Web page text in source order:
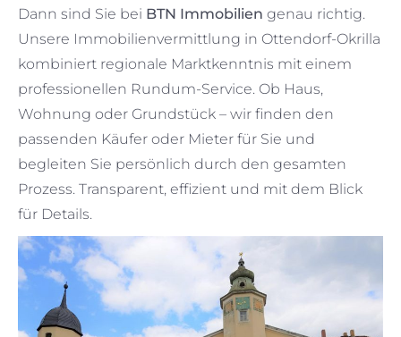
Dann sind Sie bei BTN Immobilien genau richtig.
Unsere Immobilienvermittlung in Ottendorf-Okrilla
kombiniert regionale Marktkenntnis mit einem
professionellen Rundum-Service. Ob Haus,
Wohnung oder Grundstück – wir finden den
passenden Käufer oder Mieter für Sie und
begleiten Sie persönlich durch den gesamten
Prozess. Transparent, effizient und mit dem Blick
für Details.